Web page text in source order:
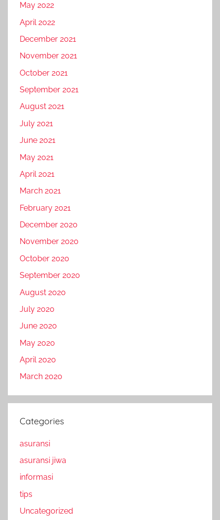
May 2022
April 2022
December 2021
November 2021
October 2021
September 2021
August 2021
July 2021
June 2021
May 2021
April 2021
March 2021
February 2021
December 2020
November 2020
October 2020
September 2020
August 2020
July 2020
June 2020
May 2020
April 2020
March 2020
Categories
asuransi
asuransi jiwa
informasi
tips
Uncategorized